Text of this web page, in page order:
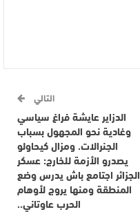
التالي
الدزاير عايشة فراغ سياسي
وغادية نحو المجهول بسباب
الجنرالات. ومزال كيحاولو
يصدرو الأزمة للخارج: عسكر
الجزائر اجتامع باش يدرس وضع
المنطقة ومنها يروج لأوهام
الحرب عاوتاني..